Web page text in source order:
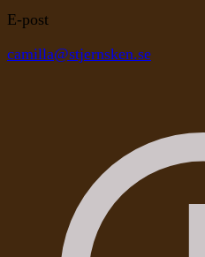
E-post
camilla@stjernsken.se